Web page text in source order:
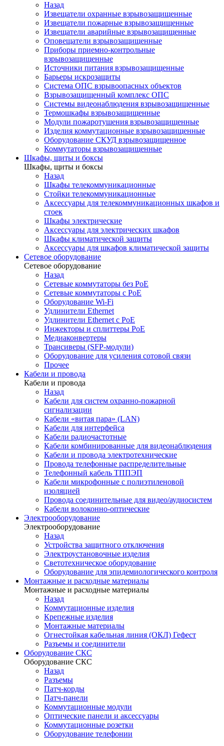
Назад
Извещатели охранные взрывозащищенные
Извещатели пожарные взрывозащищенные
Извещатели аварийные взрывозащищенные
Оповещатели взрывозащищенные
Приборы приемно-контрольные
взрывозащищенные
Источники питания взрывозащищенные
Барьеры искрозащиты
Система ОПС взрывоопасных объектов
Взрывозащищенный комплекс ОПС
Системы видеонаблюдения взрывозащищенные
Термошкафы взрывозащищенные
Модули пожаротушения взрывозащищенные
Изделия коммутационные взрывозащищенные
Оборудование СКУД взрывозащищенное
Коммутаторы взрывозащищенные
Шкафы, щиты и боксы
Шкафы, щиты и боксы
Назад
Шкафы телекоммуникационные
Стойки телекоммуникационные
Аксессуары для телекоммуникационных шкафов и
стоек
Шкафы электрические
Аксессуары для электрических шкафов
Шкафы климатической защиты
Аксессуары для шкафов климатической защиты
Сетевое оборудование
Сетевое оборудование
Назад
Сетевые коммутаторы без PoE
Сетевые коммутаторы с PoE
Оборудование Wi-Fi
Удлинители Ethernet
Удлинители Ethernet с PoE
Инжекторы и сплиттеры PoE
Медиаконвертеры
Трансиверы (SFP-модули)
Оборудование для усиления сотовой связи
Прочее
Кабели и провода
Кабели и провода
Назад
Кабели для систем охранно-пожарной
сигнализации
Кабели «витая пара» (LAN)
Кабели для интерфейса
Кабели радиочастотные
Кабели комбинированные для видеонаблюдения
Кабели и провода электротехнические
Провода телефонные распределительные
Телефонный кабель ТППЭП
Кабели микрофонные с полиэтиленовой
изоляцией
Провода соединительные для видео/аудиосистем
Кабели волоконно-оптические
Электрооборудование
Электрооборудование
Назад
Устройства защитного отключения
Электроустановочные изделия
Светотехническое оборудование
Оборудование для эпидемиологического контроля
Монтажные и расходные материалы
Монтажные и расходные материалы
Назад
Коммутационные изделия
Крепежные изделия
Монтажные материалы
Огнестойкая кабельная линия (ОКЛ) Гефест
Разъемы и соединители
Оборудование СКС
Оборудование СКС
Назад
Разъемы
Патч-корды
Патч-панели
Коммутационные модули
Оптические панели и аксессуары
Коммутационные розетки
Оборудование телефонии